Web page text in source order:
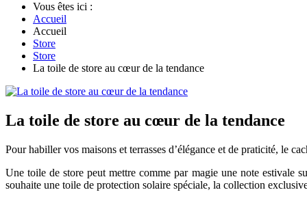
Vous êtes ici :
Accueil
Accueil
Store
Store
La toile de store au cœur de la tendance
La toile de store au cœur de la tendance
Pour habiller vos maisons et terrasses d’élégance et de praticité, le
Une toile de store peut mettre comme par magie une note estivale
souhaite une toile de protection solaire spéciale, la collection